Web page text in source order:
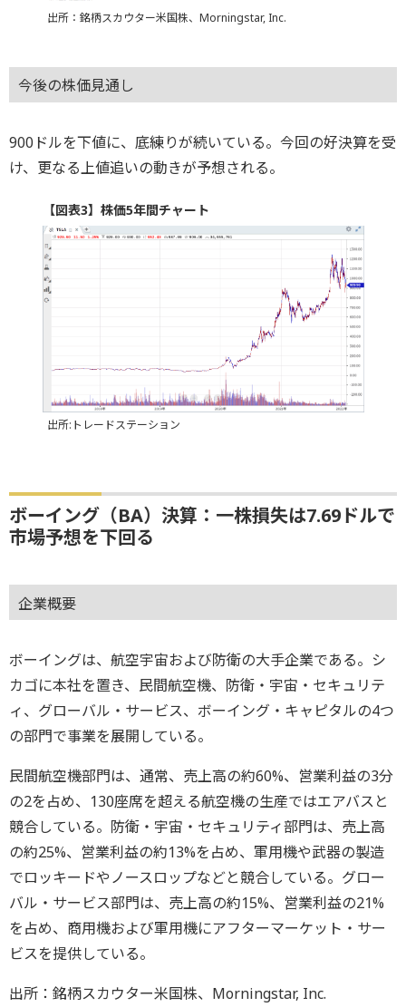
出所：銘柄スカウター米国株、Morningstar, Inc.
今後の株価見通し
900ドルを下値に、底練りが続いている。今回の好決算を受
け、更なる上値追いの動きが予想される。
【図表3】株価5年間チャート
出所:トレードステーション
ボーイング（BA）決算：一株損失は7.69ドルで
市場予想を下回る
企業概要
ボーイングは、航空宇宙および防衛の大手企業である。シ
カゴに本社を置き、民間航空機、防衛・宇宙・セキュリテ
ィ、グローバル・サービス、ボーイング・キャピタルの4つ
の部門で事業を展開している。
民間航空機部門は、通常、売上高の約60%、営業利益の3分
の2を占め、130座席を超える航空機の生産ではエアバスと
競合している。防衛・宇宙・セキュリティ部門は、売上高
の約25%、営業利益の約13%を占め、軍用機や武器の製造
でロッキードやノースロップなどと競合している。グロー
バル・サービス部門は、売上高の約15%、営業利益の21%
を占め、商用機および軍用機にアフターマーケット・サー
ビスを提供している。
出所：銘柄スカウター米国株、Morningstar, Inc.